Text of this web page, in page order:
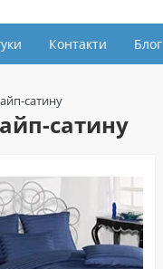
Контакти Блог
сатину
сатину